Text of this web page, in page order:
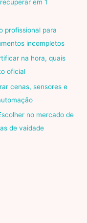
em 1
profissional para
incompletos
na hora, quais
oficial
cenas, sensores e
no mercado de
de vaidade